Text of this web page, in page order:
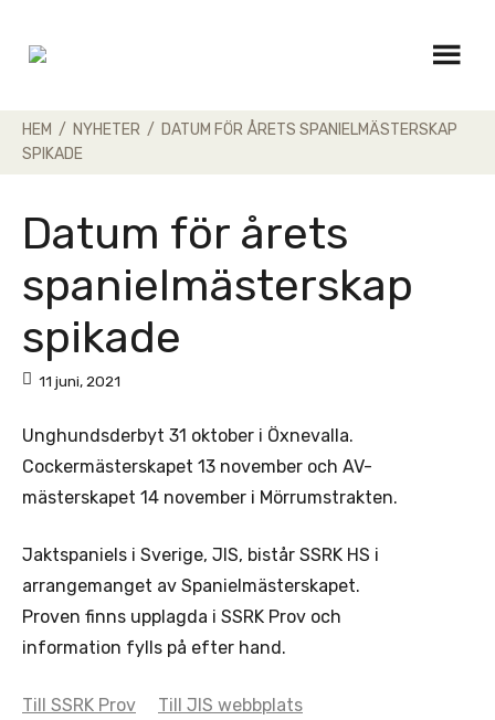
content
HEM / NYHETER / DATUM FÖR ÅRETS SPANIELMÄSTERSKAP
SPIKADE
Datum för årets
spanielmästerskap
spikade
11 juni, 2021
Unghundsderbyt 31 oktober i Öxnevalla.
Cockermästerskapet 13 november och AV-
mästerskapet 14 november i Mörrumstrakten.
Jaktspaniels i Sverige, JIS, bistår SSRK HS i
arrangemanget av Spanielmästerskapet.
Proven finns upplagda i SSRK Prov och
information fylls på efter hand.
Till SSRK Prov Till JIS webbplats